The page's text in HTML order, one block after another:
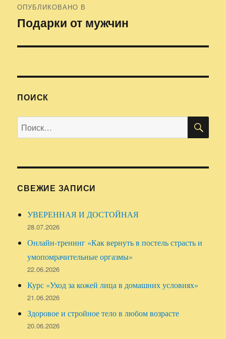
по
ОПУБЛИКОВАНО В
Подарки от мужчин
ПОИСК
Искать:
СВЕЖИЕ ЗАПИСИ
УВЕРЕННАЯ И ДОСТОЙНАЯ
28.07.2026
Онлайн-тренинг «Как вернуть в постель страсть и
умопомрачительные оргазмы»
22.06.2026
Курс «Уход за кожей лица в домашних условиях»
21.06.2026
Здоровое и стройное тело в любом возрасте
20.06.2026